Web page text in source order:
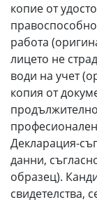
копие от
работа
лицето не
води на учет
копия от
Декларация-
данни,
образец).
свидетелства,